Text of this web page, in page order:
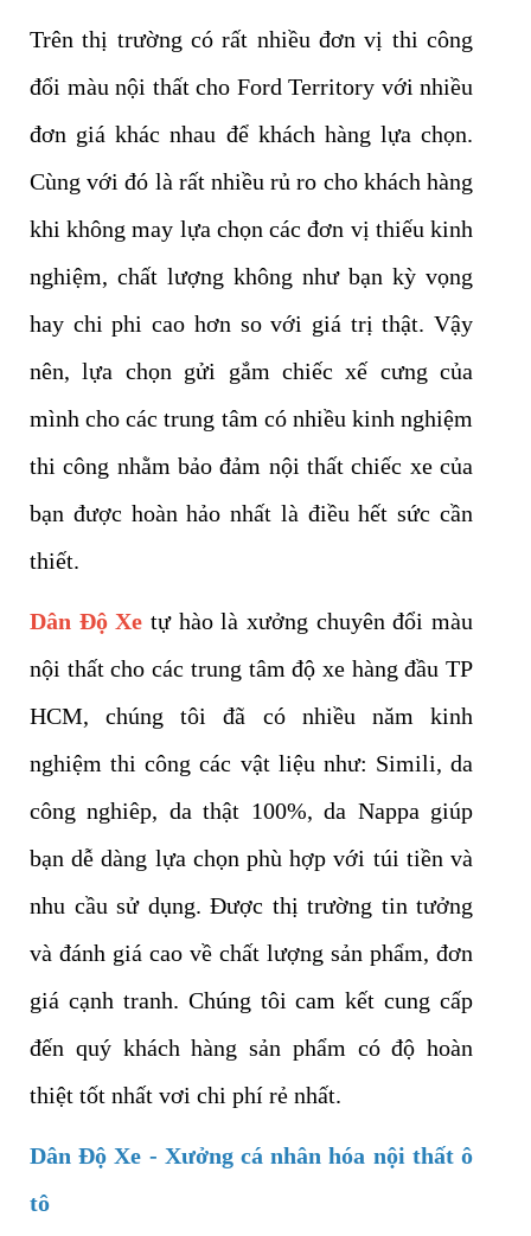
Trên thị trường có rất nhiều đơn vị thi công
đổi màu nội thất cho Ford Territory với nhiều
đơn giá khác nhau để khách hàng lựa chọn.
Cùng với đó là rất nhiều rủ ro cho khách hàng
khi không may lựa chọn các đơn vị thiếu kinh
nghiệm, chất lượng không như bạn kỳ vọng
hay chi phi cao hơn so với giá trị thật. Vậy
nên, lựa chọn gửi gắm chiếc xế cưng của
mình cho các trung tâm có nhiều kinh nghiệm
thi công nhằm bảo đảm nội thất chiếc xe của
bạn được hoàn hảo nhất là điều hết sức cần
thiết.
Dân Độ Xe tự hào là xưởng chuyên đổi màu
nội thất cho các trung tâm độ xe hàng đầu TP
HCM, chúng tôi đã có nhiều năm kinh
nghiệm thi công các vật liệu như: Simili, da
công nghiêp, da thật 100%, da Nappa giúp
bạn dễ dàng lựa chọn phù hợp với túi tiền và
nhu cầu sử dụng. Được thị trường tin tưởng
và đánh giá cao về chất lượng sản phẩm, đơn
giá cạnh tranh. Chúng tôi cam kết cung cấp
đến quý khách hàng sản phẩm có độ hoàn
thiệt tốt nhất vơi chi phí rẻ nhất.
Dân Độ Xe - Xưởng cá nhân hóa nội thất ô
tô